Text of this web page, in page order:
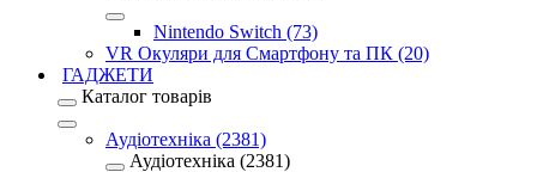
Nintendo Switch (73)
VR Окуляри для Смартфону та ПК (20)
ГАДЖЕТИ
Каталог товарів
Аудіотехніка (2381)
Аудіотехніка (2381)